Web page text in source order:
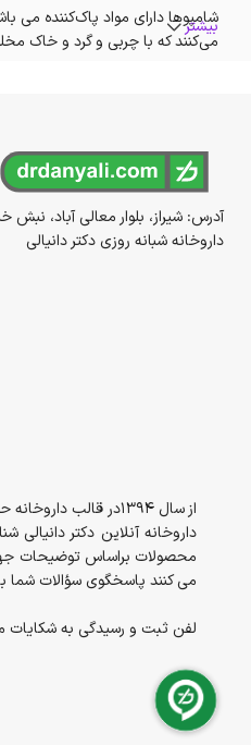
شامپوها دارای مواد پاک‌کننده
می‌کنند که با چربی و گرد و خاک
بیشتر
آدرس: شیراز، بلوار معالی آباد، نبش
داروخانه شبانه روزی دکتر دانیالی
داروخانه آنلاین دکتر
محصولات براساس توضیحات
می کنند پاسخگوی سؤالات شما
لفن ثبت و رسیدگی به شکایات